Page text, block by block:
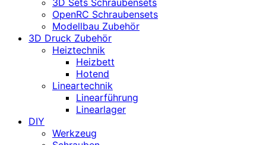
3D Sets Schraubensets
OpenRC Schraubensets
Modellbau Zubehör
3D Druck Zubehör
Heiztechnik
Heizbett
Hotend
Lineartechnik
Linearführung
Linearlager
DIY
Werkzeug